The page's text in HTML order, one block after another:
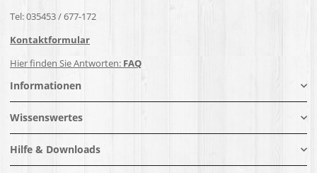
Tel: 035453 / 677-172
Kontaktformular
Hier finden Sie Antworten: FAQ
Informationen
Wissenswertes
Hilfe & Downloads